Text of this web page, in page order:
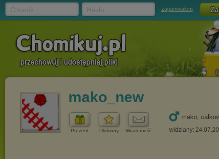
zapomniałem
mako_new
Prezent Ulubiony Wiadomość
mako,
widziany: